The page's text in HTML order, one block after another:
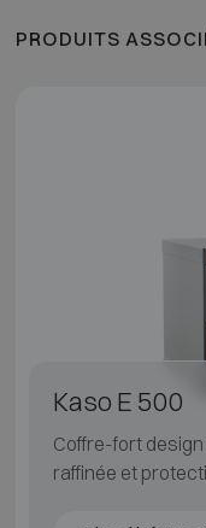
PRODUITS
Kaso E 500
Coffre-fort
raffinée et